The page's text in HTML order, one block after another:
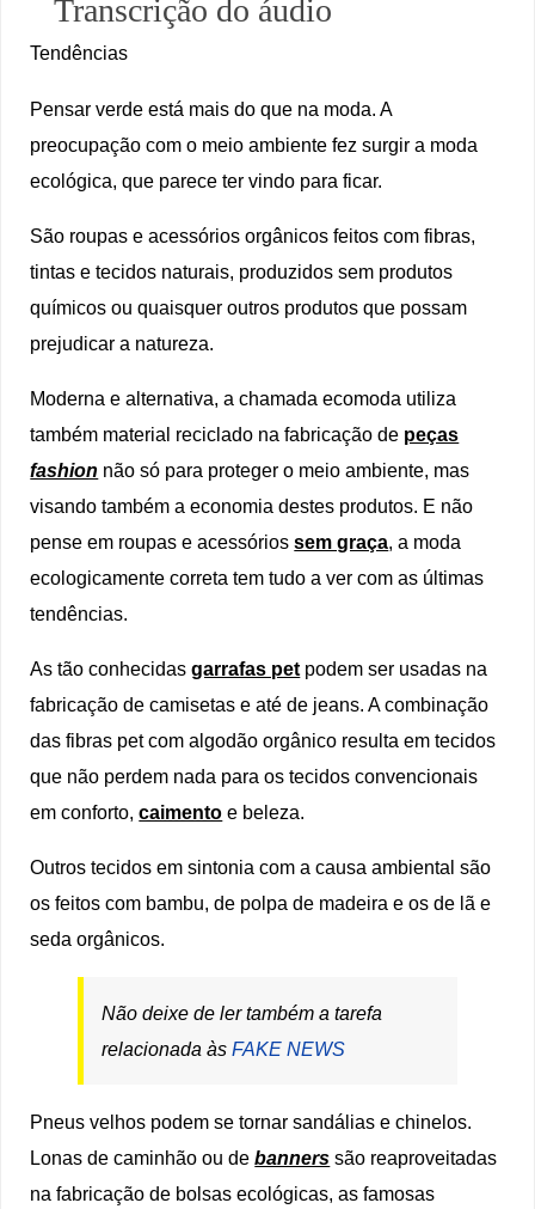
Transcrição do áudio
Tendências
Pensar verde está mais do que na moda. A
preocupação com o meio ambiente fez surgir a moda
ecológica, que parece ter vindo para ficar.
São roupas e acessórios orgânicos feitos com fibras,
tintas e tecidos naturais, produzidos sem produtos
químicos ou quaisquer outros produtos que possam
prejudicar a natureza.
Moderna e alternativa, a chamada ecomoda utiliza
também material reciclado na fabricação de peças
fashion não só para proteger o meio ambiente, mas
visando também a economia destes produtos. E não
pense em roupas e acessóriossem graça, a moda
ecologicamente correta tem tudo a ver com as últimas
tendências.
As tão conhecidasgarrafas pet podem ser usadas na
fabricação de camisetas e até de jeans. A combinação
das fibras pet com algodão orgânico resulta em tecidos
que não perdem nada para os tecidos convencionais
em conforto,caimento e beleza.
Outros tecidos em sintonia com a causa ambiental são
os feitos com bambu, de polpa de madeira e os de lã e
seda orgânicos.
Não deixe de ler também a tarefa
relacionada àsFAKE NEWS
Pneus velhos podem se tornar sandálias e chinelos.
Lonas de caminhão ou debanners são reaproveitadas
na fabricação de bolsas ecológicas, as famosas